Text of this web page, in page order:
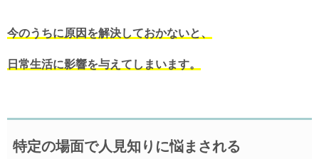
今のうちに原因を解決しておかないと、
日常生活に影響を与えてしまいます。
特定の場面で人見知りに悩まされる